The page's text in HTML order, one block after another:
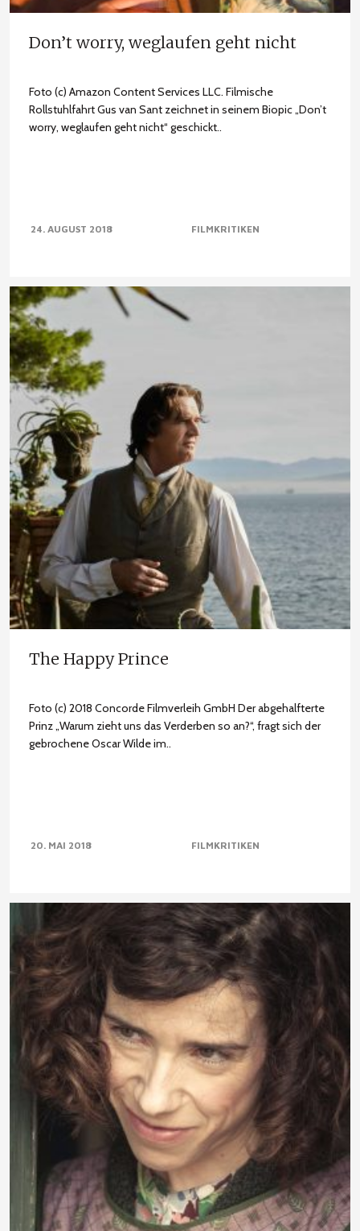
Don’t worry, weglaufen geht nicht
Foto (c) Amazon Content Services LLC. Filmische
Rollstuhlfahrt Gus van Sant zeichnet in seinem Biopic „Don’t
worry, weglaufen geht nicht“ geschickt..
24. AUGUST 2018 FILMKRITIKEN
The Happy Prince
Foto (c) 2018 Concorde Filmverleih GmbH Der abgehalfterte
Prinz „Warum zieht uns das Verderben so an?“, fragt sich der
gebrochene Oscar Wilde im..
20. MAI 2018 FILMKRITIKEN